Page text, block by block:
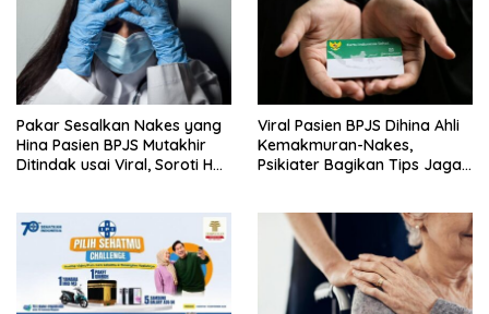
Pakar Sesalkan Nakes yang
Hina Pasien BPJS Mutakhir
Ditindak usai Viral, Soroti Hal
Viral Pasien BPJS Dihina Ahli
Kemakmuran-Nakes,
Psikiater Bagikan Tips Jaga